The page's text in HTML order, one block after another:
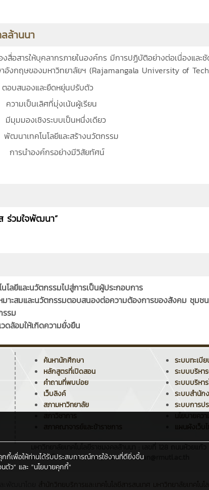
ล้านนา
สื่อสารให้บุคลากรภายในองค์กร มีการปฏิบัติอย่างต่อเนื่องแล
อังกฤษของมหาวิทยาลัยฯ (Rajamangala University of
งและยืดหยุ่นปรับตัว
งเน้นผู้เรียน
บบเป็นหนึ่งเดียว
โลยีและสร้างนวัตกรรม
ย่างมีวิสัยทัศน์
ร่วมใจพัฒนา”
ยีและนวัตกรรมไปสู่การเป็นผู้ประกอบการ
มาะสมและนวัตกรรมตอบสนองต่อความต้องการของสังคม ชุม
รรม
ล้อมให้เกิดความยั่งยืน
ค้นหานักศึกษา
หลักสูตรที่เปิดสอน
คำถามที่พบบ่อย
เว็บลิงค์
สภามหาวิทยาลัย
ระบบทะเบี
ระบบบริหา
ระบบบริหา
ระบบสำนัก
ระบบการ
โทรศัพท์ : 0 5392 1444 , อีเมล : saraban@rmutl.ac.th
กกี้เพื่อให้ท่านได้รับประสบการณ์การใช้งานที่ดียิ่งขึ้น
นตัว" และ "นโยบายคุกกี้"